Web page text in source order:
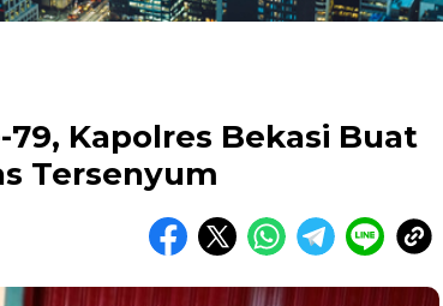
Kapolres Bekasi Buat
Tersenyum